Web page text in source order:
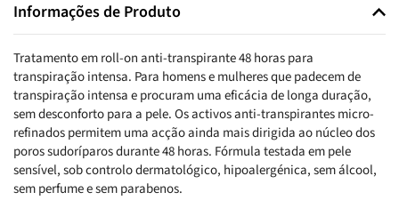
Informações de Produto
Tratamento em roll-on anti-transpirante 48 horas para
transpiração intensa. Para homens e mulheres que padecem de
transpiração intensa e procuram uma eficácia de longa duração,
sem desconforto para a pele. Os activos anti-transpirantes micro-
refinados permitem uma acção ainda mais dirigida ao núcleo dos
poros sudoríparos durante 48 horas. Fórmula testada em pele
sensível, sob controlo dermatológico, hipoalergénica, sem álcool,
sem perfume e sem parabenos.